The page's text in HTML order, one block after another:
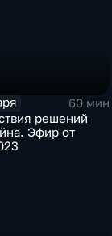
60 мин
решений
Эфир от